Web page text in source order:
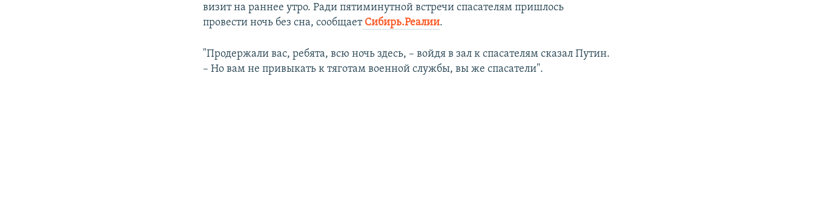
визит на раннее утро. Ради пятиминутной встречи спасателям пришлось
провести ночь без сна, сообщаетСибирь.Реалии.
"Продержали вас, ребята, всю ночь здесь, – войдя в зал к спасателям сказал Путин.
– Но вам не привыкать к тяготам военной службы, вы же спасатели".